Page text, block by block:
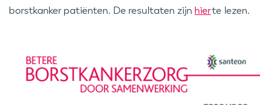
borstkanker patiënten. De resultaten zijn hierte lezen.